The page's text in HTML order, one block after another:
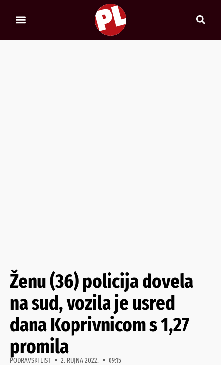
Ženu (36) policija dovela
na sud, vozila je usred
dana Koprivnicom s 1,27
promila
PODRAVSKI LIST 2. RUJNA 2022. 09:15